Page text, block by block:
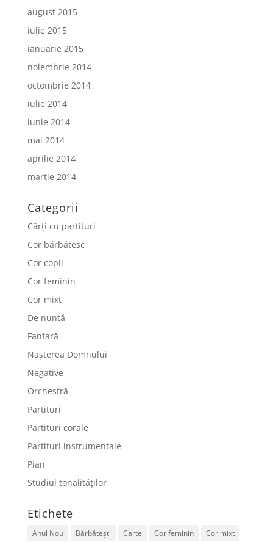
august 2015
iulie 2015
ianuarie 2015
noiembrie 2014
octombrie 2014
iulie 2014
iunie 2014
mai 2014
aprilie 2014
martie 2014
Categorii
Cărți cu partituri
Cor bărbătesc
Cor copii
Cor feminin
Cor mixt
De nuntă
Fanfară
Nașterea Domnului
Negative
Orchestră
Partituri
Partituri corale
Partituri instrumentale
Pian
Studiul tonalităților
Etichete
Anul Nou Bărbătești Carte Cor feminin Cor mixt